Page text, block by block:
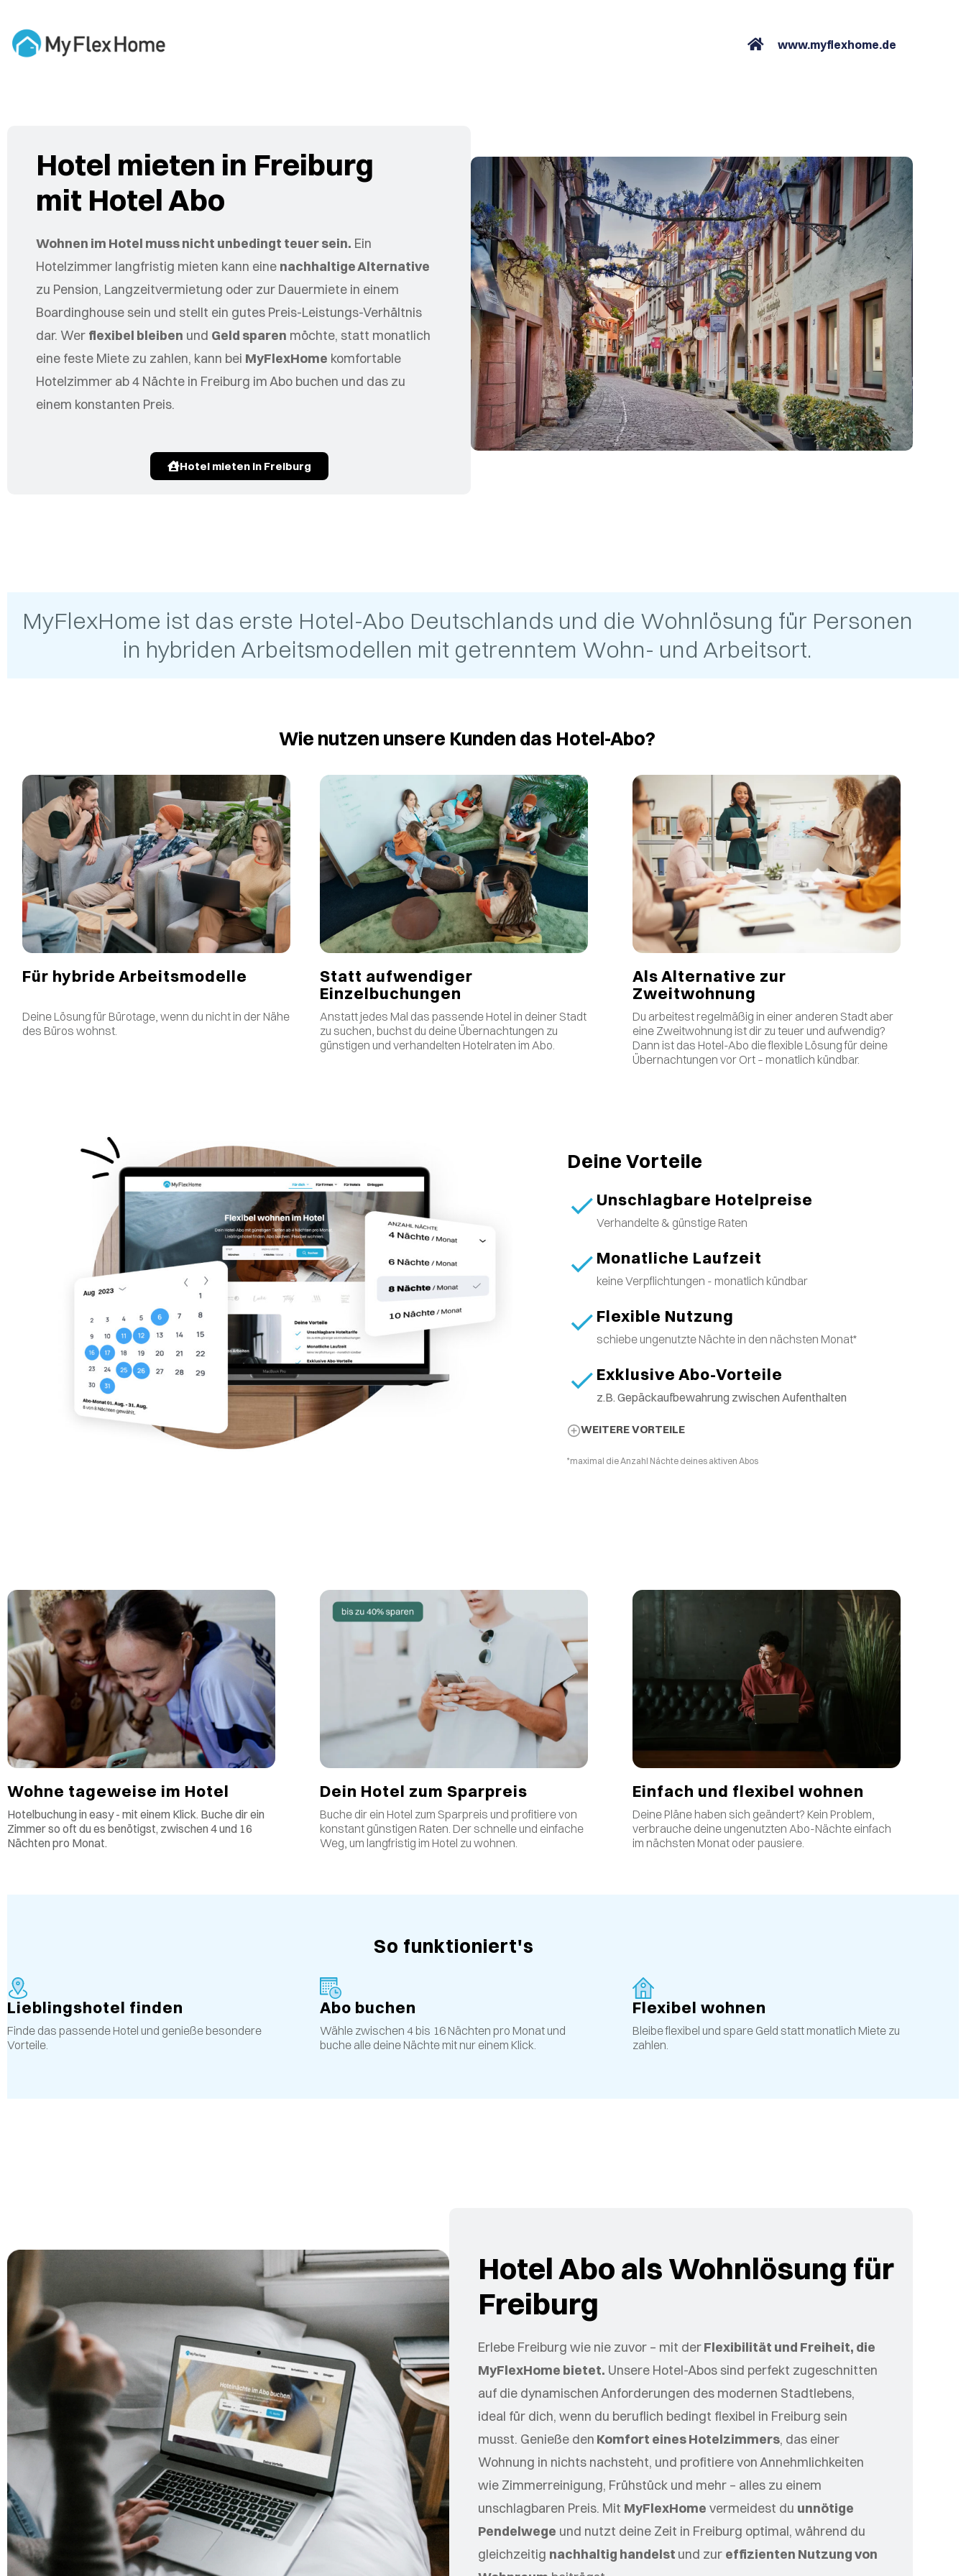
www.myflexhome.de
Hotel mieten in Freiburg
mit Hotel Abo
Wohnen im Hotel muss nicht unbedingt teuer sein. Ein
Hotelzimmer langfristig mieten kann eine nachhaltige Alternative
zu Pension, Langzeitvermietung oder zur Dauermiete in einem
Boardinghouse sein und stellt ein gutes Preis-Leistungs-Verhältnis
dar. Wer flexibel bleiben und Geld sparen möchte, statt monatlich
eine feste Miete zu zahlen, kann bei MyFlexHome komfortable
Hotelzimmer ab 4 Nächte in Freiburg im Abo buchen und das zu
einem konstanten Preis.
Hotel mieten in Freiburg
MyFlexHome ist das erste Hotel-Abo Deutschlands und die Wohnlösung für Personen
in hybriden Arbeitsmodellen mit getrenntem Wohn- und Arbeitsort.
Wie nutzen unsere Kunden das Hotel-Abo?
Für hybride Arbeitsmodelle
Deine Lösung für Bürotage, wenn du nicht in der Nähe
des Büros wohnst.
Statt aufwendiger
Einzelbuchungen
Anstatt jedes Mal das passende Hotel in deiner Stadt
zu suchen, buchst du deine Übernachtungen zu
günstigen und verhandelten Hotelraten im Abo.
Als Alternative zur
Zweitwohnung
Du arbeitest regelmäßig in einer anderen Stadt aber
eine Zweitwohnung ist dir zu teuer und aufwendig?
Dann ist das Hotel-Abo die flexible Lösung für deine
Übernachtungen vor Ort – monatlich kündbar.
Deine Vorteile
Unschlagbare Hotelpreise
Verhandelte & günstige Raten
Monatliche Laufzeit
keine Verpflichtungen - monatlich kündbar
Flexible Nutzung
schiebe ungenutzte Nächte in den nächsten Monat*
Exklusive Abo-Vorteile
z.B. Gepäckaufbewahrung zwischen Aufenthalten
WEITERE VORTEILE
*maximal die Anzahl Nächte deines aktiven Abos
Wohne tageweise im Hotel
Hotelbuchung in easy - mit einem Klick. Buche dir ein
Zimmer so oft du es benötigst, zwischen 4 und 16
Nächten pro Monat.
Dein Hotel zum Sparpreis
Buche dir ein Hotel zum Sparpreis und profitiere von
konstant günstigen Raten. Der schnelle und einfache
Weg, um langfristig im Hotel zu wohnen.
Einfach und flexibel wohnen
Deine Pläne haben sich geändert? Kein Problem,
verbrauche deine ungenutzten Abo-Nächte einfach
im nächsten Monat oder pausiere.
So funktioniert's
Lieblingshotel finden
Finde das passende Hotel und genieße besondere
Vorteile.
Abo buchen
Wähle zwischen 4 bis 16 Nächten pro Monat und
buche alle deine Nächte mit nur einem Klick.
Flexibel wohnen
Bleibe flexibel und spare Geld statt monatlich Miete zu
zahlen.
Hotel Abo als Wohnlösung für
Freiburg
Erlebe Freiburg wie nie zuvor – mit derFlexibilität und Freiheit, die
MyFlexHome bietet. Unsere Hotel-Abos sind perfekt zugeschnitten
auf die dynamischen Anforderungen des modernen Stadtlebens,
ideal für dich, wenn du beruflich bedingt flexibel in Freiburg sein
musst. Genieße den Komfort eines Hotelzimmers, das einer
Wohnung in nichts nachsteht, und profitiere von Annehmlichkeiten
wie Zimmerreinigung, Frühstück und mehr – alles zu einem
unschlagbaren Preis. Mit MyFlexHome vermeidest du unnötige
Pendelwege und nutzt deine Zeit in Freiburg optimal, während du
gleichzeitig nachhaltig handelst und zur effizienten Nutzung von